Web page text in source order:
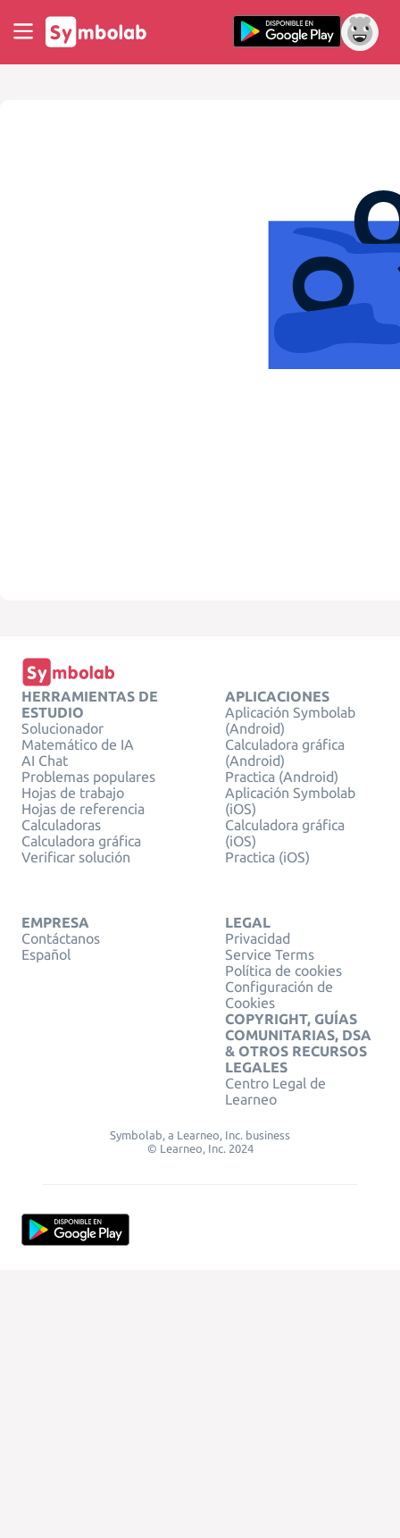
HERRAMIENTAS DE
ESTUDIO
Solucionador
Matemático de IA
AI Chat
Problemas populares
Hojas de trabajo
Hojas de referencia
Calculadoras
Calculadora gráfica
Verificar solución
APLICACIONES
Aplicación Symbolab
(Android)
Calculadora gráfica
(Android)
Practica (Android)
Aplicación Symbolab
(iOS)
Calculadora gráfica
(iOS)
Practica (iOS)
EMPRESA
Contáctanos
Español
LEGAL
Privacidad
Service Terms
Política de cookies
Configuración de
Cookies
COPYRIGHT, GUÍAS
COMUNITARIAS, DSA
& OTROS RECURSOS
LEGALES
Centro Legal de
Learneo
Symbolab, a Learneo, Inc. business
© Learneo, Inc. 2024